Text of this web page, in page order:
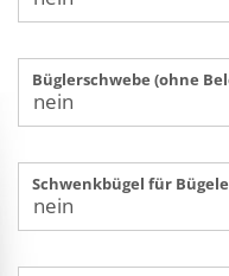
Büglerschwebe (ohne
Schwenkbügel für